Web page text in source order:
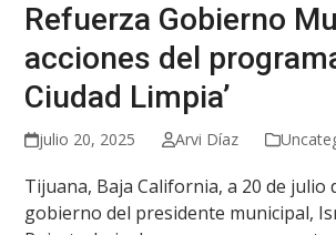
Refuerza Gobierno
acciones del
Ciudad Limpia’
julio 20, 2025 Arvi Díaz
Tijuana, Baja California, a 20 de julio
gobierno del presidente municipal,